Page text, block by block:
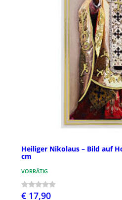
Heiliger Nikolaus – Bild auf
cm
VORRÄTIG
€ 17,90